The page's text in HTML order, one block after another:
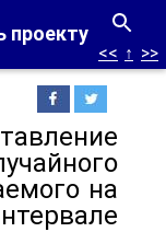
<< ↑ >>
на